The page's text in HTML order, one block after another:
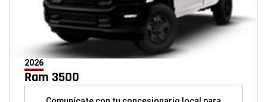
2026
Ram 3500